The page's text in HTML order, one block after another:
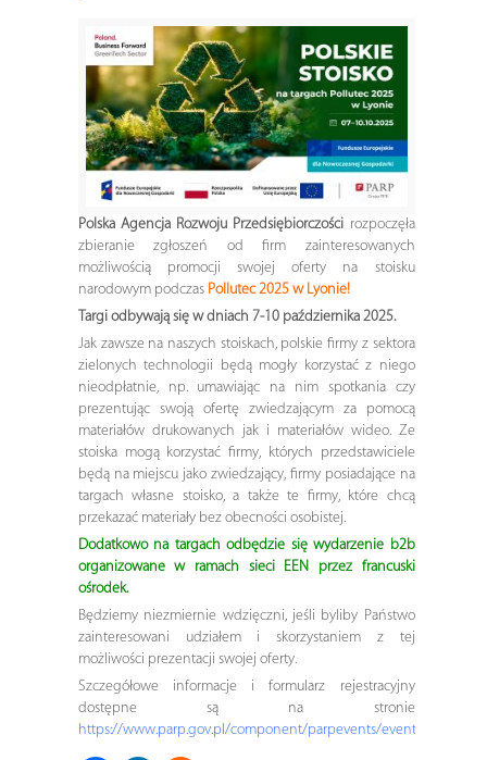
Polska Agencja Rozwoju Przedsiębiorczości rozpoczęła
zbieranie zgłoszeń od firm zainteresowanych
możliwością promocji swojej oferty na stoisku
narodowym podczas Pollutec 2025 w Lyonie!
Targi odbywają się w dniach 7-10 października 2025.
Jak zawsze na naszych stoiskach, polskie firmy z sektora
zielonych technologii będą mogły korzystać z niego
nieodpłatnie, np. umawiając na nim spotkania czy
prezentując swoją ofertę zwiedzającym za pomocą
materiałów drukowanych jak i materiałów wideo. Ze
stoiska mogą korzystać firmy, których przedstawiciele
będą na miejscu jako zwiedzający, firmy posiadające na
targach własne stoisko, a także te firmy, które chcą
przekazać materiały bez obecności osobistej.
Dodatkowo na targach odbędzie się wydarzenie b2b
organizowane w ramach sieci EEN przez francuski
ośrodek.
Będziemy niezmiernie wdzięczni, jeśli byliby Państwo
zainteresowani udziałem i skorzystaniem z tej
możliwości prezentacji swojej oferty.
Szczegółowe informacje i formularz rejestracyjny
dostępne są na stronie
https://www.parp.gov.pl/component/parpevents/event/3699